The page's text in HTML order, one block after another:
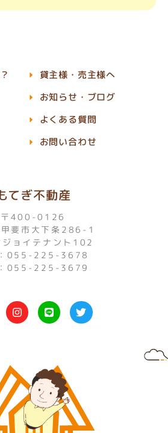
てぎ不動産
〒400-0126
甲斐市大下条286-1
ジョイテナント102
055-225-3678
055-225-3679
I
n
s
r
a
m
L
i
n
T
w
i
貸主様・売主様へ
お知らせ・ブログ
よくある質問
お問い合わせ